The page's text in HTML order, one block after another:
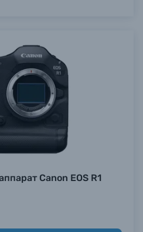
Canon EOS R1